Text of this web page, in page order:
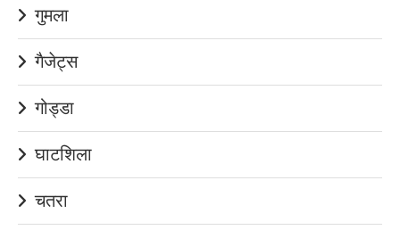
गुमला
गैजेट्स
गोड्डा
घाटशिला
चतरा